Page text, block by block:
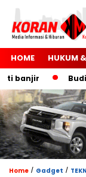
HOME HUKUM
Budi
Home / Gadget /